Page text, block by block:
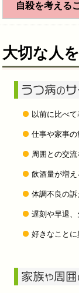
自殺を考える
大切な人
以前に比べ
仕事や家事
周囲との交
飲酒量が増え
体調不良の
遅刻や早退
好きなこと